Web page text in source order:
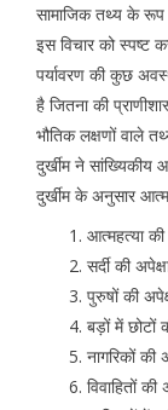
सामाजिक तथ्य के रूप
इस विचार को स्पष्ट
पर्यावरण की कुछ
है जितना की
भौतिक लक्षणों वाले
दुर्खीम ने
दुर्खीम के अनुसार
आत्महत्या
सर्दी की
पुरुषों की
बड़ों में छोटों
नागरिकों की
विवाहितों